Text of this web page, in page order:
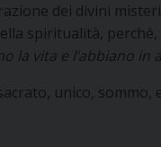
dei divini
spiritualità,
la vita e l’abbiano in
unico, sommo,